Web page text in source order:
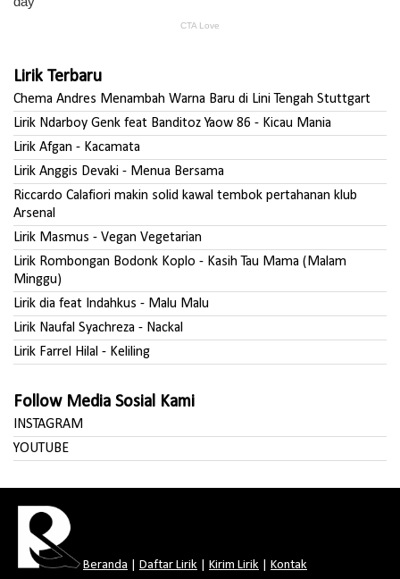
Lirik Terbaru
Chema Andres Menambah Warna Baru di Lini Tengah Stuttgart
Lirik Ndarboy Genk feat Banditoz Yaow 86 - Kicau Mania
Lirik Afgan - Kacamata
Lirik Anggis Devaki - Menua Bersama
Riccardo Calafiori makin solid kawal tembok pertahanan klub
Arsenal
Lirik Masmus - Vegan Vegetarian
Lirik Rombongan Bodonk Koplo - Kasih Tau Mama (Malam
Minggu)
Lirik dia feat Indahkus - Malu Malu
Lirik Naufal Syachreza - Nackal
Lirik Farrel Hilal - Keliling
Follow Media Sosial Kami
INSTAGRAM
YOUTUBE
Beranda Daftar Lirik Kirim Lirik Kontak